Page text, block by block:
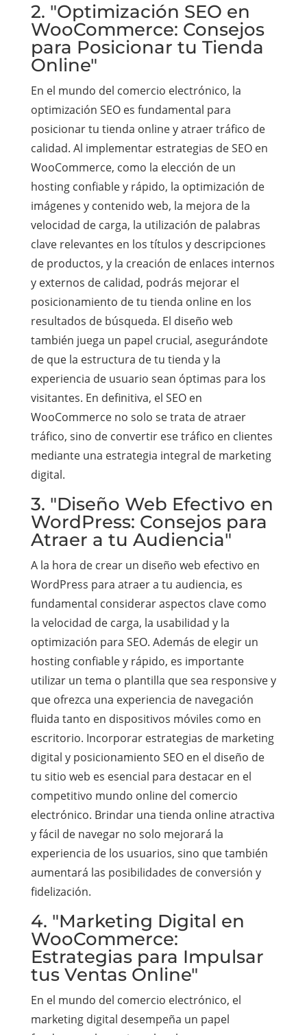
2. "Optimización SEO en
WooCommerce: Consejos
para Posicionar tu Tienda
Online"
En el mundo del comercio electrónico, la
optimización SEO es fundamental para
posicionar tu tienda online y atraer tráfico de
calidad. Al implementar estrategias de SEO en
WooCommerce, como la elección de un
hosting confiable y rápido, la optimización de
imágenes y contenido web, la mejora de la
velocidad de carga, la utilización de palabras
clave relevantes en los títulos y descripciones
de productos, y la creación de enlaces internos
y externos de calidad, podrás mejorar el
posicionamiento de tu tienda online en los
resultados de búsqueda. El diseño web
también juega un papel crucial, asegurándote
de que la estructura de tu tienda y la
experiencia de usuario sean óptimas para los
visitantes. En definitiva, el SEO en
WooCommerce no solo se trata de atraer
tráfico, sino de convertir ese tráfico en clientes
mediante una estrategia integral de marketing
digital.
3. "Diseño Web Efectivo en
WordPress: Consejos para
Atraer a tu Audiencia"
A la hora de crear un diseño web efectivo en
WordPress para atraer a tu audiencia, es
fundamental considerar aspectos clave como
la velocidad de carga, la usabilidad y la
optimización para SEO. Además de elegir un
hosting confiable y rápido, es importante
utilizar un tema o plantilla que sea responsive y
que ofrezca una experiencia de navegación
fluida tanto en dispositivos móviles como en
escritorio. Incorporar estrategias de marketing
digital y posicionamiento SEO en el diseño de
tu sitio web es esencial para destacar en el
competitivo mundo online del comercio
electrónico. Brindar una tienda online atractiva
y fácil de navegar no solo mejorará la
experiencia de los usuarios, sino que también
aumentará las posibilidades de conversión y
fidelización.
4. "Marketing Digital en
WooCommerce:
Estrategias para Impulsar
tus Ventas Online"
En el mundo del comercio electrónico, el
marketing digital desempeña un papel